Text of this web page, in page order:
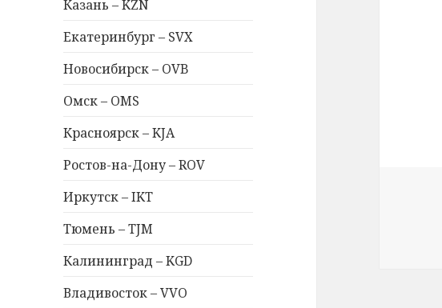
Казань – KZN
Екатеринбург – SVX
Новосибирск – OVB
Омск – OMS
Красноярск – KJA
Ростов-на-Дону – ROV
Иркутск – IKT
Тюмень – TJM
Калининград – KGD
Владивосток – VVO